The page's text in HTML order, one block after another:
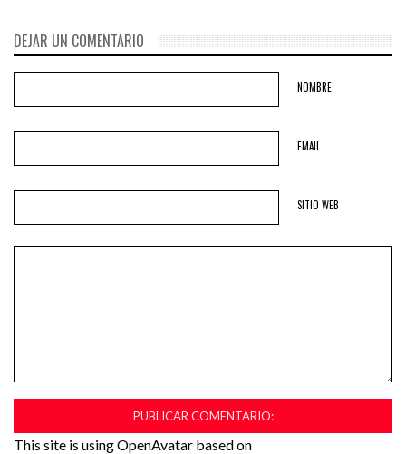
DEJAR UN COMENTARIO
NOMBRE
EMAIL
SITIO WEB
This site is using OpenAvatar based on